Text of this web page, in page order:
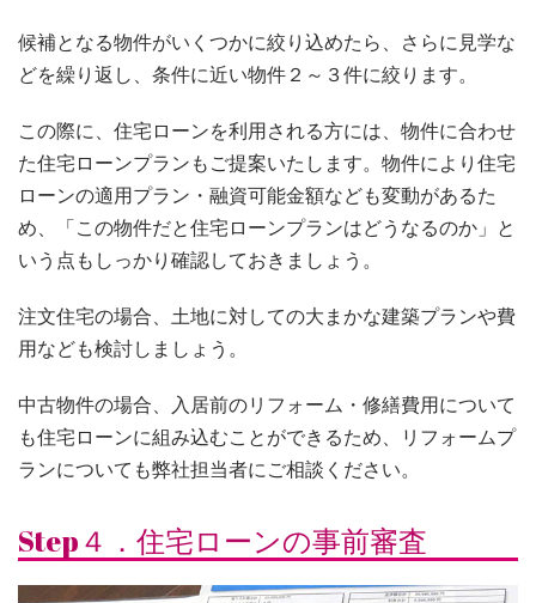
候補となる物件がいくつかに絞り込めたら、さらに見学な
どを繰り返し、条件に近い物件２～３件に絞ります。
この際に、住宅ローンを利用される方には、物件に合わせ
た住宅ローンプランもご提案いたします。物件により住宅
ローンの適用プラン・融資可能金額なども変動があるた
め、「この物件だと住宅ローンプランはどうなるのか」と
いう点もしっかり確認しておきましょう。
注文住宅の場合、土地に対しての大まかな建築プランや費
用なども検討しましょう。
中古物件の場合、入居前のリフォーム・修繕費用について
も住宅ローンに組み込むことができるため、リフォームプ
ランについても弊社担当者にご相談ください。
Step４．住宅ローンの事前審査